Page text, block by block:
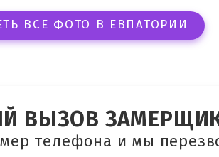
ВСЕ ФОТО В ЕВПАТОРИИ
ВЫЗОВ
телефона и мы